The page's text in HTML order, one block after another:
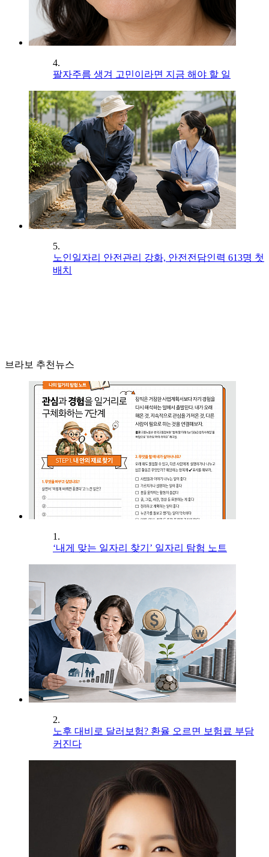
4.
팔자주름 생겨 고민이라면 지금 해야 할 일
5.
노인일자리 안전관리 강화, 안전전담인력 613명 첫
배치
브라보 추천뉴스
1.
‘내게 맞는 일자리 찾기’ 일자리 탐험 노트
2.
노후 대비로 달러보험? 환율 오르면 보험료 부담
커진다